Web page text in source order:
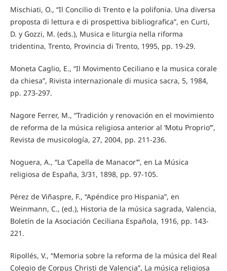
Mischiati, O., “Il Concilio di Trento e la polifonia. Una diversa
proposta di lettura e di prospettiva bibliografica”, en Curti,
D. y Gozzi, M. (eds.), Musica e liturgia nella riforma
tridentina, Trento, Provincia di Trento, 1995, pp. 19-29.
Moneta Caglio, E., “Il Movimento Ceciliano e la musica corale
da chiesa”, Rivista internazionale di musica sacra, 5, 1984,
pp. 273-297.
Nagore Ferrer, M., “Tradición y renovación en el movimiento
de reforma de la música religiosa anterior al ‘Motu Proprio’”,
Revista de musicología, 27, 2004, pp. 211-236.
Noguera, A., “La ‘Capella de Manacor’”, en La Música
religiosa de España, 3/31, 1898, pp. 97-105.
Pérez de Viñaspre, F., “Apéndice pro Hispania”, en
Weinmann, C., (ed.), Historia de la música sagrada, Valencia,
Boletín de la Asociación Ceciliana Española, 1916, pp. 143-
221.
Ripollés, V., “Memoria sobre la reforma de la música del Real
Colegio de Corpus Christi de Valencia”, La música religiosa